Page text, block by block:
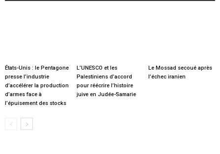
États-Unis : le Pentagone
presse l’industrie
d’accélérer la production
d’armes face à
l’épuisement des stocks
L’UNESCO et les
Palestiniens d’accord
pour réécrire l’histoire
juive en Judée-Samarie
Le Mossad secoué après
l’échec iranien